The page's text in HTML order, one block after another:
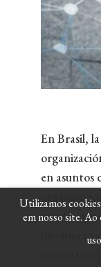
En Brasil,
en asuntos
rótulo
involucra
Utilizamos
em nosso site.